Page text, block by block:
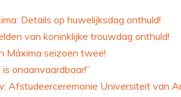
Details op huwelijksdag onthuld!
van koninklijke trouwdag onthuld!
Máxima seizoen twee!
onaanvaardbaar!”
Afstudeerceremonie Universiteit van